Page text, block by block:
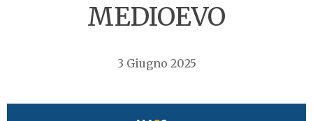
MEDIOEVO
3 Giugno 2025